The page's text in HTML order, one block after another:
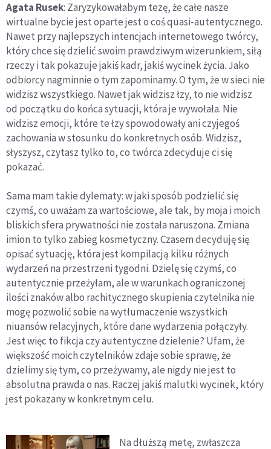
Agata Rusek: Zaryzykowałabym tezę, że całe nasze
wirtualne bycie jest oparte jest o coś quasi-autentycznego.
Nawet przy najlepszych intencjach internetowego twórcy,
który chce się dzielić swoim prawdziwym wizerunkiem, siłą
rzeczy i tak pokazuje jakiś kadr, jakiś wycinek życia. Jako
odbiorcy nagminnie o tym zapominamy. O tym, że w sieci nie
widzisz wszystkiego. Nawet jak widzisz łzy, to nie widzisz
od początku do końca sytuacji, która je wywołała. Nie
widzisz emocji, które te łzy spowodowały ani czyjegoś
zachowania w stosunku do konkretnych osób. Widzisz,
słyszysz, czytasz tylko to, co twórca zdecyduje ci się
pokazać.
Sama mam takie dylematy: w jaki sposób podzielić się
czymś, co uważam za wartościowe, ale tak, by moja i moich
bliskich sfera prywatności nie została naruszona. Zmiana
imion to tylko zabieg kosmetyczny. Czasem decyduję się
opisać sytuację, która jest kompilacją kilku różnych
wydarzeń na przestrzeni tygodni. Dzielę się czymś, co
autentycznie przeżyłam, ale w warunkach ograniczonej
ilości znaków albo rachitycznego skupienia czytelnika nie
mogę pozwolić sobie na wytłumaczenie wszystkich
niuansów relacyjnych, które dane wydarzenia połączyły.
Jest więc to fikcja czy autentyczne dzielenie? Ufam, że
większość moich czytelników zdaje sobie sprawę, że
dzielimy się tym, co przeżywamy, ale nigdy nie jest to
absolutna prawda o nas. Raczej jakiś malutki wycinek, który
jest pokazany w konkretnym celu.
Na dłuższą metę, zwłaszcza